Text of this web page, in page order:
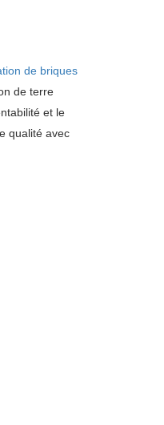
de briques
de terre
et le
qualité avec